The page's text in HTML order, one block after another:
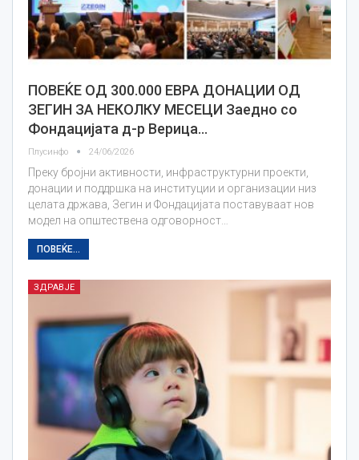
ПОВЕЌЕ ОД 300.000 ЕВРА ДОНАЦИИ ОД
ЗЕГИН ЗА НЕКОЛКУ МЕСЕЦИ Заедно со
Фондацијата д-р Верица…
Плусинфо 24/06/2026
Преку бројни активности, инфраструктурни проекти,
донации и поддршка на институции и организации низ
целата држава, Зегин и Фондацијата поставуваат нов
модел на општествена одговорност…
ПОВЕЌЕ...
ЗДРАВЈЕ